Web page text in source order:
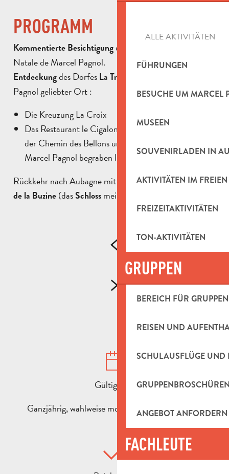
ALLE AKTIVITÄTEN
FÜHRUNGEN
BESUCHE UM MARCEL
MUSEEN
SOUVENIRLADEN IN
AKTIVITÄTEN IM FREIEN
FREIZEITAKTIVITÄTEN
TON-AKTIVITÄTEN
GRUPPEN
BEREICH FÜR GRUPPEN
REISEN UND
SCHULAUSFLÜGE UND
ANGEBOT ANFORDERN
FACHLEUTE
PROGRAMM
Kommentierte Besichtigungdes Museums la Maison
Natale de Marcel Pagnol.
Entdeckungdes Dorfes La Treille
Pagnol geliebter Ort :
Die Kreuzung La Croix
Das Restaurant le Cigalon, der Brunnen von Manon,
der Chemin des Bellons und der Friedhof, auf dem
Marcel Pagnol begraben liegt.
Rückkehr nach Aubagne mit einem Gang am Château
de la Buzine (dasSchloss meiner Mutter) vorbei.
Gültigkeit :
Ganzjährig, wahlweise morgens oder nachmittags